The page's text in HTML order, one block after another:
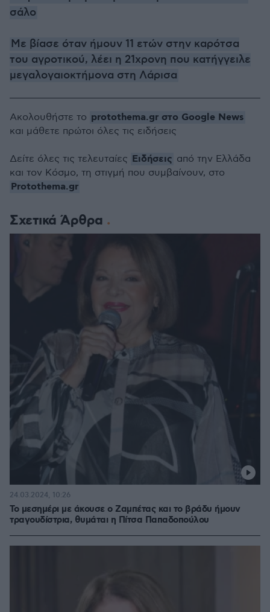
σάλο
Με βίασε όταν ήμουν 11 ετών στην καρότσα
του αγροτικού, λέει η 21χρονη που κατήγγειλε
μεγαλογαιοκτήμονα στη Λάρισα
Σχετικά Άρθρα
Το μεσημέρι με άκουσε ο Ζαμπέτας και το βράδυ ήμουν
τραγουδίστρια, θυμάται η Πίτσα Παπαδοπούλου
24.03.2024, 10:26
Ακολουθήστε το protothema.gr στο Google News
και μάθετε πρώτοι όλες τις ειδήσεις
Δείτε όλες τις τελευταίες Ειδήσεις από την Ελλάδα
και τον Κόσμο, τη στιγμή που συμβαίνουν, στο
Protothema.gr